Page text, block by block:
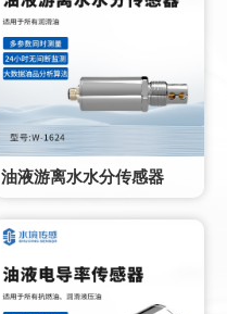
油液游离水水分传感器